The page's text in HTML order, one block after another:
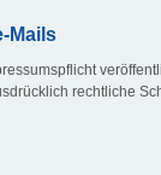
Mails
rechtliche